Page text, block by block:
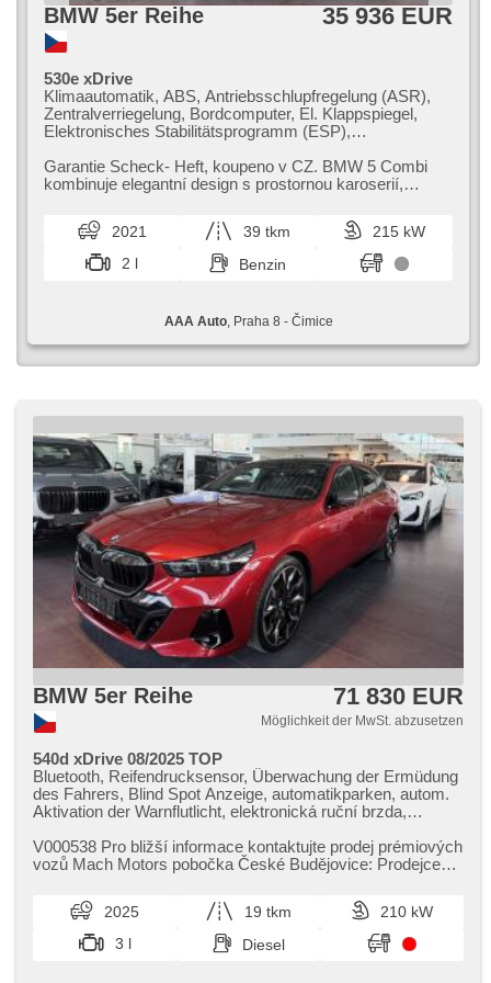
BMW 5er Reihe 35 936 EUR
530e xDrive
Klimaautomatik, ABS, Antriebsschlupfregelung (ASR),
Zentralverriegelung, Bordcomputer, El. Klappspiegel,
Elektronisches Stabilitätsprogramm (ESP),
Ledersitze, Scheibenwischersensor, starten per Taste,
Sportsitze, Anhängerkupplung, Reifendrucksensor, USB,
Sitze, beheizte Lenkrad, Uhr Spur, Parkassistent,
Servolenkung, El. Seitenscheiben, Dachträger, Autoradio,
Automatikgetriebe, Antrieb 4x4
Garantie Scheck​- Heft,​ koupeno v CZ. BMW 5 Combi
kombinuje elegantní design s prostornou karoserií,​
2021 39 tkm
215 kW
2 l
Benzin
AAA Auto, Praha 8 - Čimice
BMW 5er Reihe 71 830 EUR
Möglichkeit der MwSt. abzusetzen
540d xDrive 08/2025 TOP
Bluetooth, Reifendrucksensor, Überwachung der Ermüdung
des Fahrers, Blind Spot Anzeige, automatikparken, autom.
Aktivation der Warnflutlicht, elektronická ruční brzda,
Start-Stop System, Bordcomputer, digitální příjem rádia
(DAB), USB, Navigation, dotykové ovládání palubního
telefonů, Apple CarPlay, Android Auto,
Multifunktionslenkrad, beheizte Lenkrad, Lenkrad einstellbar,
ambientní osvětlení interiéru, zadní loketní opěrka, paměť
nastavení sedadla řidiče, beheizte Sitze, odvětrávaná
V000538 Pro bližší informace kontaktujte prodej prémiových
vozů Mach Motors pobočka České Budějovice: Prodejce
2025 19 tkm
210 kW
3 l
Diesel